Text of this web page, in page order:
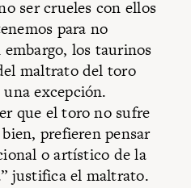
ser crueles con ellos
para no
los taurinos
maltrato del toro
excepción.
que el toro no sufre
prefieren pensar
o artístico de la
justifica el maltrato.